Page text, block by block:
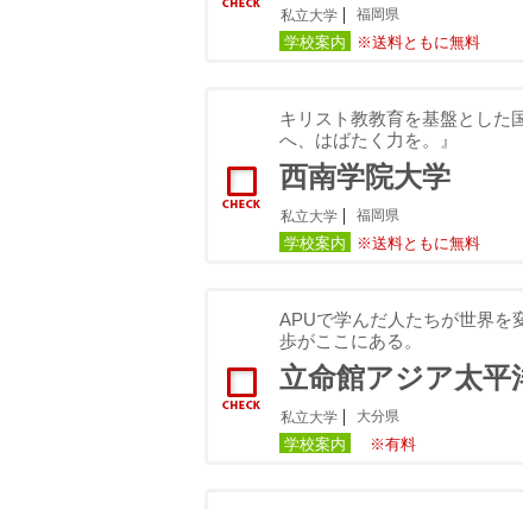
私立大学 福岡県
学校案内 ※送料ともに無料
キリスト教教育を基盤とした
へ、はばたく力を。』
西南学院大学
私立大学 福岡県
学校案内 ※送料ともに無料
APUで学んだ人たちが世界を
歩がここにある。
立命館アジア太平
私立大学 大分県
学校案内 ※有料